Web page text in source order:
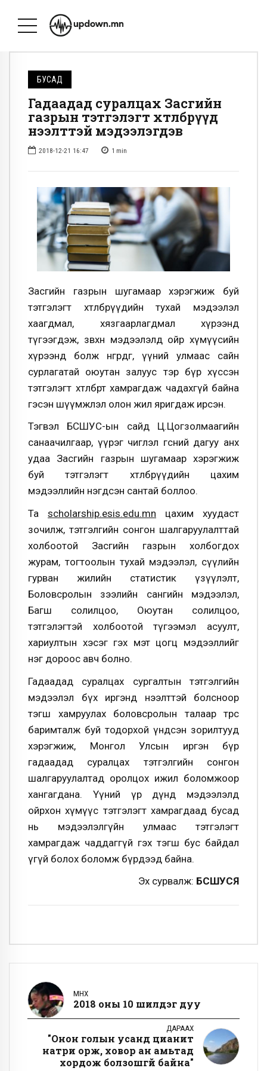
БУСАД
Гадаадад суралцах Засгийн
газрын тэтгэлэгт хөтөлбөрүүд
нээлттэй мэдээлэгдэв
2018-12-21 16:47 1 min
Засгийн газрын шугамаар хэрэгжиж буй
тэтгэлэгт хөтөлбөрүүдийн тухай мэдээлэл
хаагдмал, хязгаарлагдмал хүрээнд
түгээгдэж, зөвхөн мэдээлэлд ойр хүмүүсийн
хүрээнд болж өнгөрдөг, үүний улмаас сайн
сурлагатай оюутан залуус тэр бүр хүссэн
тэтгэлэгт хөтөлбөртөө хамрагдаж чадахгүй байна
гэсэн шүүмжлэл олон жил яригдаж ирсэн.
Тэгвэл БСШУС-ын сайд Ц.Цогзолмаагийн
санаачилгаар, үүрэг чиглэл өгсний дагуу анх
удаа Засгийн газрын шугамаар хэрэгжиж
буй тэтгэлэгт хөтөлбөрүүдийн цахим
мэдээллийн нэгдсэн сантай боллоо.
Та scholarship.esis.edu.mn цахим хуудаст
зочилж, тэтгэлгийн сонгон шалгаруулалттай
холбоотой Засгийн газрын холбогдох
журам, тогтоолын тухай мэдээлэл, сүүлийн
гурван жилийн статистик үзүүлэлт,
Боловсролын зээлийн сангийн мэдээлэл,
Багш солилцоо, Оюутан солилцоо,
тэтгэлэгтэй холбоотой түгээмэл асуулт,
хариултын хэсэг гэх мэт цогц мэдээллийг
нэг дороос авч болно.
Гадаадад суралцах сургалтын тэтгэлгийн
мэдээлэл бүх иргэнд нээлттэй болсноор
тэгш хамруулах боловсролын талаар төрөөс
баримталж буй тодорхой үндсэн зорилтууд
хэрэгжиж, Монгол Улсын иргэн бүр
гадаадад суралцах тэтгэлгийн сонгон
шалгаруулалтад оролцох ижил боломжоор
хангагдана. Үүний үр дүнд мэдээлэлд
ойрхон хүмүүс тэтгэлэгт хамрагдаад бусад
нь мэдээлэлгүйн улмаас тэтгэлэгт
хамрагдаж чаддаггүй гэх тэгш бус байдал
үгүй болох боломж бүрдээд байна.
Эх сурвалж: БСШУСЯ
ӨМНӨХ
2018 оны 10 шилдэг дуу
ДАРААХ
"Онон голын усанд цианит
натри орж, ховор ан амьтад
хордож болзошгүй байна"